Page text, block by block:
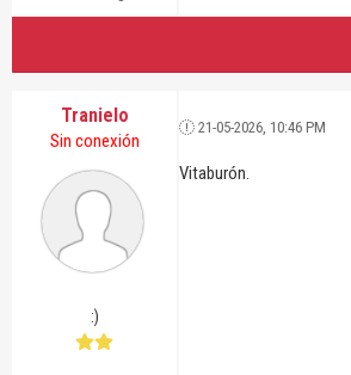
Tranielo
Sin conexión
:)
21-05-2026, 10:46 PM
Vitaburón.